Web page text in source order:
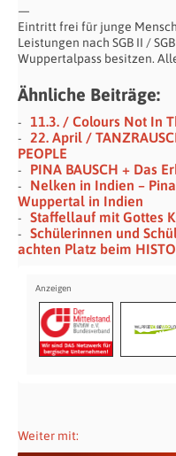
—
Eintritt frei für junge
Leistungen nach SGB II /
Wuppertalpass besitzen.
Ähnliche Beiträge:
11.3. / Colours Not In
22. April /
PEOPLE
PINA BAUSCH + Das
Nelken in Indien –
Wuppertal in Indien
Staffellauf mit Gottes
Schülerinnen und
achten Platz beim
Weiter mit: